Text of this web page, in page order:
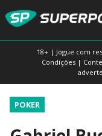
18+ | Jogue com
Condições |
POKER